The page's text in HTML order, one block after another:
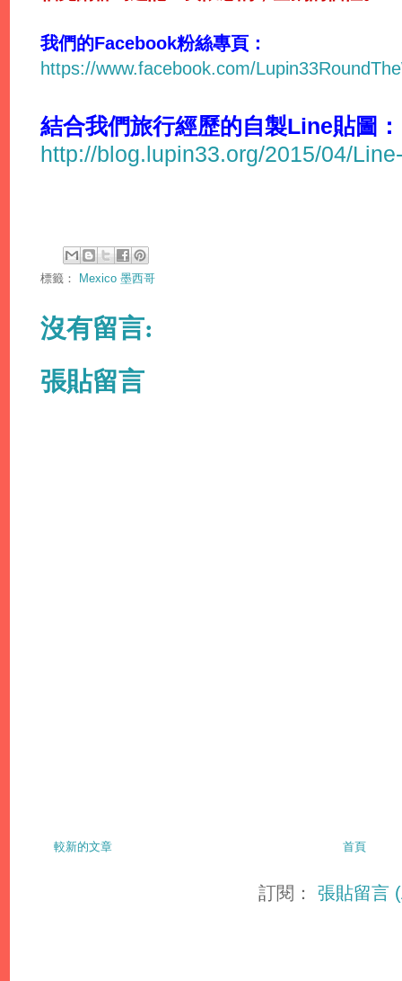
我們的Facebook粉絲專頁：
https://www.facebook.com/
結合我們旅行經歷的自製Line貼圖：
http://blog.lupin33.org/2015/04/
標籤： Mexico 墨西哥
沒有留言:
張貼留言
較新的文章 首頁
訂閱：張貼留言